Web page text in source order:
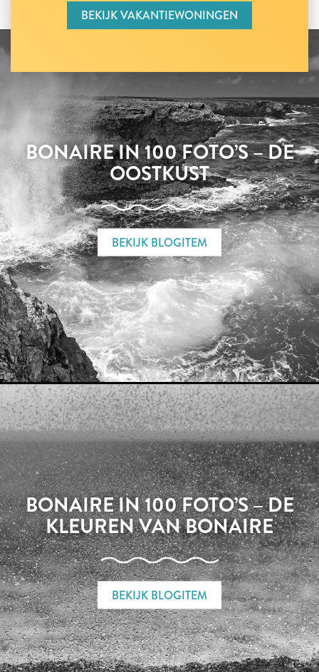
BEKIJK VAKANTIEWONINGEN
BONAIRE IN 100 FOTO’S – DE
OOSTKUST
BEKIJK BLOGITEM
BONAIRE IN 100 FOTO’S – DE
KLEUREN VAN BONAIRE
BEKIJK BLOGITEM